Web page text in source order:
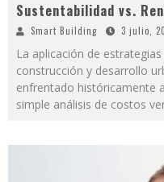
Sustentabilidad vs.
Smart Building 3 julio,
La aplicación de
construcción y desarrollo
enfrentado históricamente
simple análisis de costos